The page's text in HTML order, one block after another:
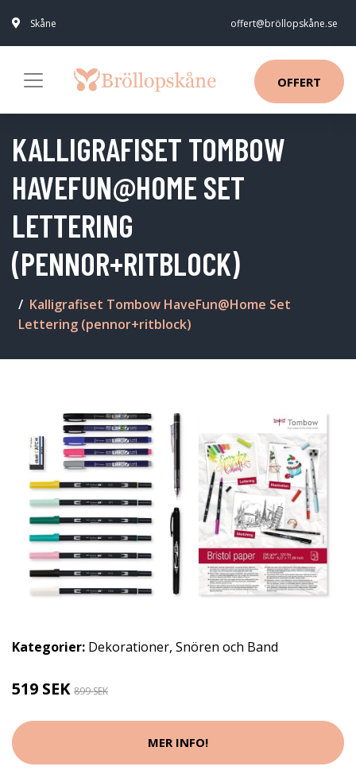
Skåne offert@bröllopskåne.se
OFFERT
KALLIGRAFISET TOMBOW
HAVEFUN@HOME SET
LETTERING
(PENNOR+RITBLOCK)
Kalligrafiset Tombow HaveFun@Home Set
Lettering (pennor+ritblock)
Kategorier: Dekorationer, Snören och Band
519 SEK 899 SEK
MER INFO!